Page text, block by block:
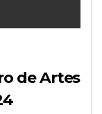
de Artes